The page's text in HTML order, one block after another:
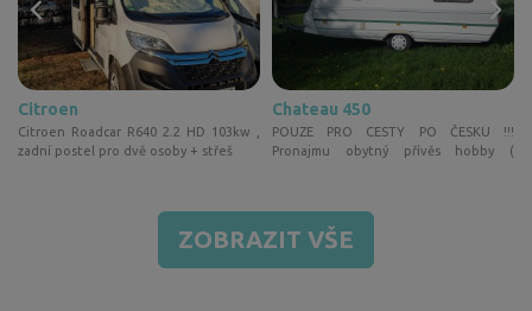
Citroen
Citroen Roadcar R640 2.2 HD 103kw ,
zadní postel pro dvě osoby + střeš
Chateau 450
POUZE PRO CESTY PO ČESKU !!!
Pronajmu obytný přívěs hobby (
ZOBRAZIT VŠE